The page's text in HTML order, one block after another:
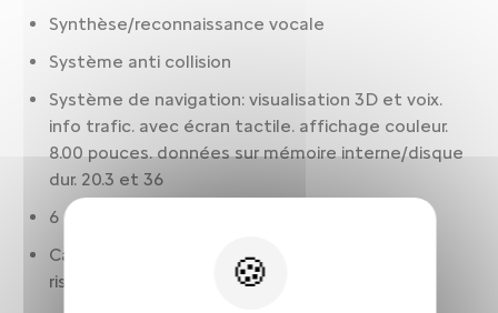
Synthèse/reconnaissance vocale
Système anti collision
Système de navigation: visualisation 3D et voix.
info trafic. avec écran tactile. affichage couleur.
8.00 pouces. données sur mémoire interne/disque
dur. 20.3 et 36
6 airbags
Capteur d'angle mort Inclus prévention des
risques de collis.